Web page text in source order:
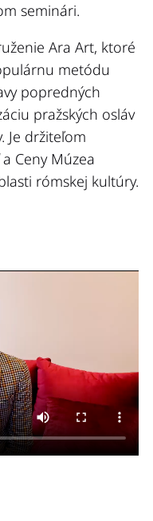
seminári.
Ara Art, ktoré
metódu
popredných
pražských osláv
Je držiteľom
Ceny Múzea
rómskej kultúry.